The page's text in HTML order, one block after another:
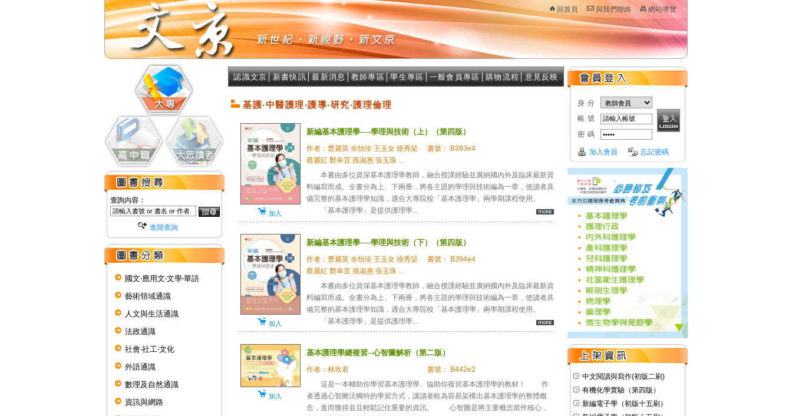
回首頁 與我們聯絡 網站導覽
身分
帳號
密碼
加入會員 忘記密碼
中文閱讀與寫作(初版二刷)
有機化學實驗（第四版）
新編電子學（初版十五刷）
查詢內容：
進階查詢
國文‧應用文‧文學‧華語
藝術領域通識
人文與生活通識
法政通識
社會‧社工‧文化
外語通識
數理及自然通識
資訊與網路
認識文京 新書快訊 │最新消息 教師專區 │學生專區 一般會員專區 購物流程 意見反映
基護‧中醫護理‧護導‧研究‧護理倫理
新編基本護理學──學理與技術（上）（第四版）
作者：曹麗英 余怡珍 王玉女 徐秀琹
蔡麗紅 鄭幸宜 孫淑惠 張玉珠 ...
書號： B393e4
本書由多位資深基本護理學教師，融合授課經驗並廣納國內外及臨床最新資
料編寫而成。全書分為上、下兩冊，將各主題的學理與技術編為一章，使讀者具
備完整的基本護理學知識，適合大專院校「基本護理學」兩學期課程使用。
「基本護理學」是提供護理學...
加入
新編基本護理學──學理與技術（下）（第四版）
作者：曹麗英 余怡珍 王玉女 徐秀琹
蔡麗紅 鄭幸宜 孫淑惠 張玉珠 ...
書號： B394e4
本書由多位資深基本護理學教師，融合授課經驗並廣納國內外及臨床最新資
料編寫而成。全書分為上、下兩冊，將各主題的學理與技術編為一章，使讀者具
備完整的基本護理學知識，適合大專院校「基本護理學」兩學期課程使用。
「基本護理學」是提供護理學...
加入
基本護理學總複習─心智圖解析（第二版）
作者：林玫君
書號： B442e2
這是一本輔助你學習基本護理學、協助你複習基本護理學的教材！ 作
者透過心智圖法獨特的學習方式，讓讀者較為容易架構出基本護理學的整體概
念，進而獲得並且輕鬆記住重要的資訊。 心智圖是將主要概念當作核心，
加入